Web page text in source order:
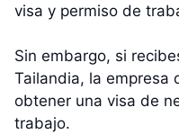
visa y permiso de
Sin embargo, si
Tailandia, la empresa
obtener una visa de
trabajo.